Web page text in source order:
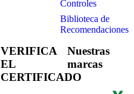
Controles
Biblioteca de
Recomendaciones
VERIFICA
EL
CERTIFICADO
Nuestras
marcas